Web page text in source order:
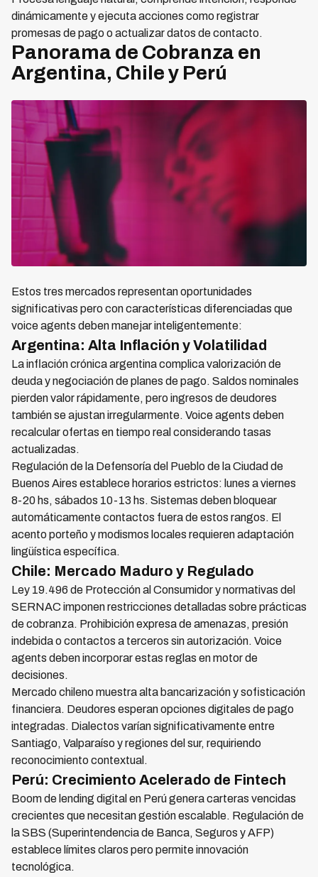
dinámicamente y ejecuta acciones como registrar
promesas de pago o actualizar datos de contacto.
Panorama de Cobranza en
Argentina, Chile y Perú
Estos tres mercados representan oportunidades
significativas pero con características diferenciadas que
voice agents deben manejar inteligentemente:
Argentina: Alta Inflación y Volatilidad
La inflación crónica argentina complica valorización de
deuda y negociación de planes de pago. Saldos nominales
pierden valor rápidamente, pero ingresos de deudores
también se ajustan irregularmente. Voice agents deben
recalcular ofertas en tiempo real considerando tasas
actualizadas.
Regulación de la Defensoría del Pueblo de la Ciudad de
Buenos Aires establece horarios estrictos: lunes a viernes
8-20 hs, sábados 10-13 hs. Sistemas deben bloquear
automáticamente contactos fuera de estos rangos. El
acento porteño y modismos locales requieren adaptación
lingüística específica.
Chile: Mercado Maduro y Regulado
Ley 19.496 de Protección al Consumidor y normativas del
SERNAC imponen restricciones detalladas sobre prácticas
de cobranza. Prohibición expresa de amenazas, presión
indebida o contactos a terceros sin autorización. Voice
agents deben incorporar estas reglas en motor de
decisiones.
Mercado chileno muestra alta bancarización y sofisticación
financiera. Deudores esperan opciones digitales de pago
integradas. Dialectos varían significativamente entre
Santiago, Valparaíso y regiones del sur, requiriendo
reconocimiento contextual.
Perú: Crecimiento Acelerado de Fintech
Boom de lending digital en Perú genera carteras vencidas
crecientes que necesitan gestión escalable. Regulación de
la SBS (Superintendencia de Banca, Seguros y AFP)
establece límites claros pero permite innovación
tecnológica.